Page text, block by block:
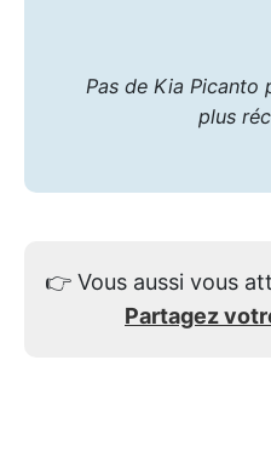
Pas de Kia Picanto
plus
👉 Vous aussi vous
Partagez